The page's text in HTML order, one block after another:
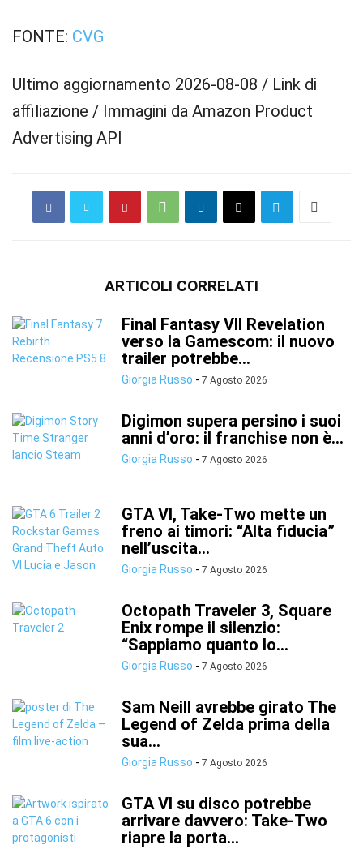
FONTE: CVG
Ultimo aggiornamento 2026-08-08 / Link di
affiliazione / Immagini da Amazon Product
Advertising API
ARTICOLI CORRELATI
Final Fantasy VII Revelation
verso la Gamescom: il nuovo
trailer potrebbe...
Giorgia Russo - 7 Agosto 2026
Digimon supera persino i suoi
anni d’oro: il franchise non è...
Giorgia Russo - 7 Agosto 2026
GTA VI, Take-Two mette un
freno ai timori: “Alta fiducia”
nell’uscita...
Giorgia Russo - 7 Agosto 2026
Octopath Traveler 3, Square
Enix rompe il silenzio:
“Sappiamo quanto lo...
Giorgia Russo - 7 Agosto 2026
Sam Neill avrebbe girato The
Legend of Zelda prima della
sua...
Giorgia Russo - 7 Agosto 2026
GTA VI su disco potrebbe
arrivare davvero: Take-Two
riapre la porta...